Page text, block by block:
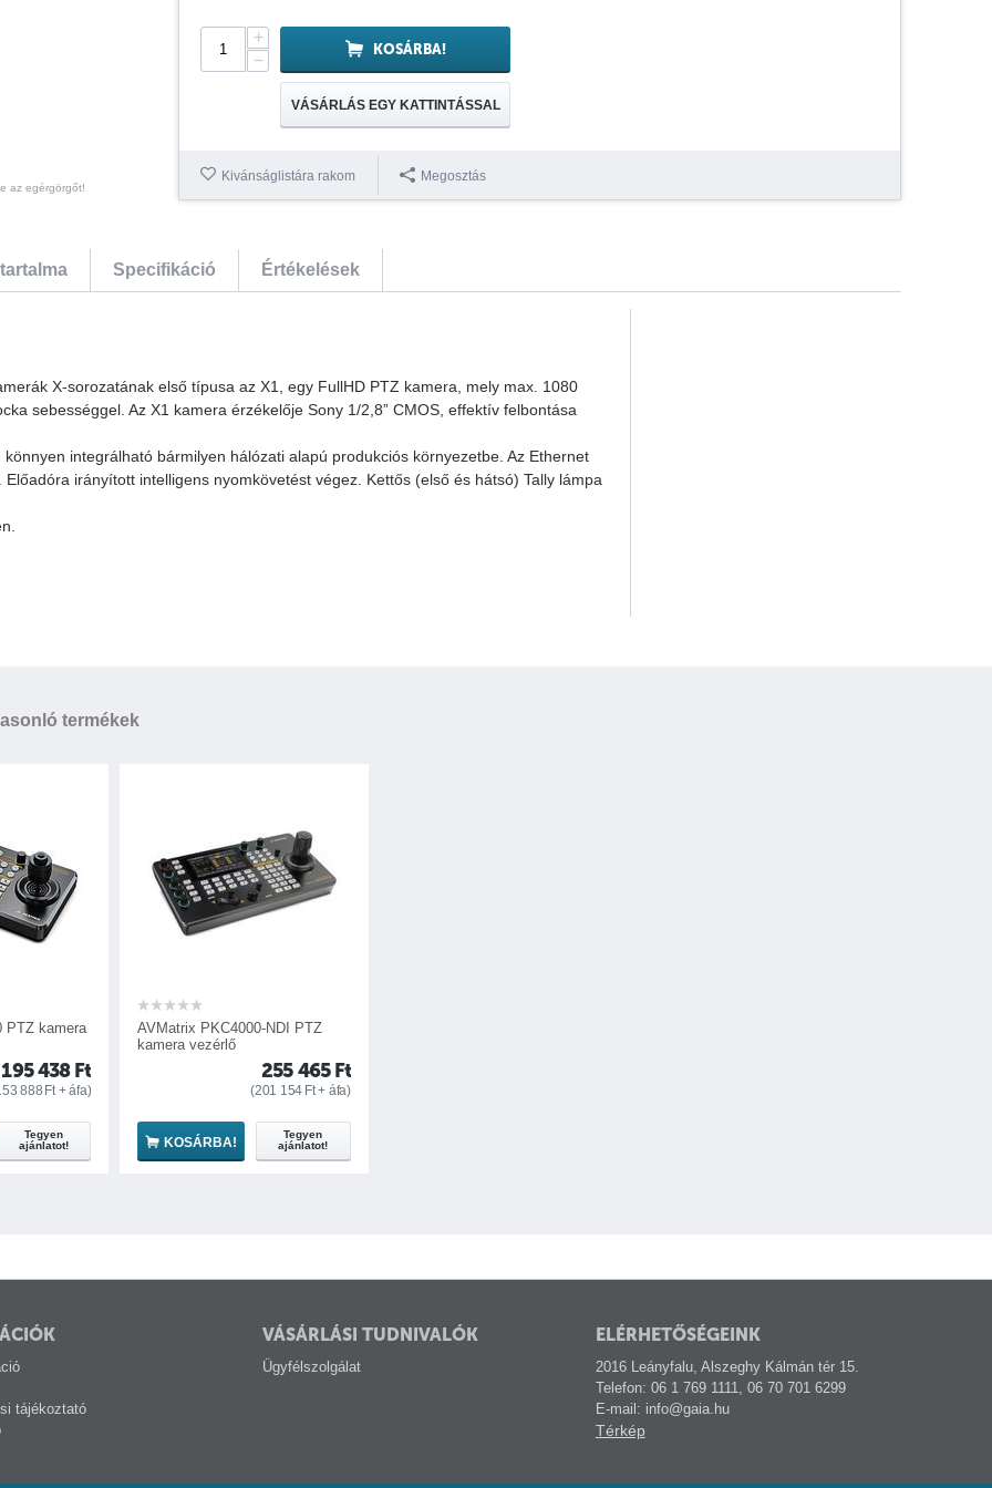
az egérgörgőt!
+
−
KOSÁRBA!
VÁSÁRLÁS EGY KATTINTÁSSAL
Kivánságlistára rakom Megosztás
Specifikáció Értékelések
X-sorozatának első típusa az X1, egy FullHD PTZ kamera, mely max. 1080
sebességgel. Az X1 kamera érzékelője Sony 1/2,8” CMOS, effektív felbontása
integrálható bármilyen hálózati alapú produkciós környezetbe. Az Ethernet
irányított intelligens nyomkövetést végez. Kettős (első és hátsó) Tally lámpa
és RTSP, RTMP
Wirecast, ProPresenter, Epiphan Pearl, OBS, Vizrt Vectar, FOR.A, Broadcast Pix
vezérlés, frissítések kezeléséhez (NDI PTZ Control (iOS), Central és MV Pro)
termékek
PTZ kamera
195 438 Ft
888 Ft+ áfa)
Tegyen
ajánlatot!
AVMatrix PKC4000-NDI PTZ
kamera vezérlő
255 465 Ft
(201 154 Ft+ áfa)
KOSÁRBA!
Tegyen
ajánlatot!
tájékoztató
VÁSÁRLÁSI TUDNIVALÓK
Ügyfélszolgálat
ELÉRHETŐSÉGEINK
2016 Leányfalu, Alszeghy Kálmán tér 15.
Telefon: 06 1 769 1111, 06 70 701 6299
E-mail: info@gaia.hu
Térkép